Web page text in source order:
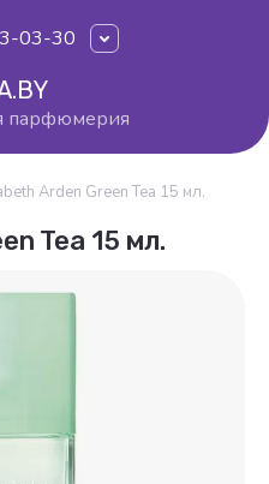
03-30
парфюмерия
Arden Green Tea 15 мл.
Tea 15 мл.